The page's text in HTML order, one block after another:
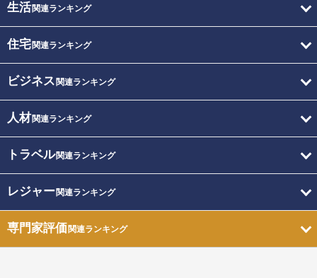
生活関連ランキング
住宅関連ランキング
ビジネス 関連ランキング
人材関連ランキング
トラベル関連ランキング
レジャー関連ランキング
専門家評価関連ランキング